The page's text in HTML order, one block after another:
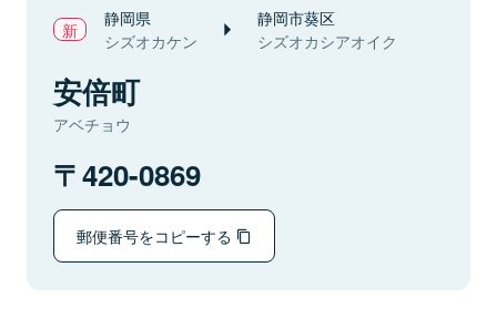
静岡県
シズオカケン
静岡市葵区
シズオカシアオイク
安倍町
アベチョウ
420-0869
郵便番号をコピーする